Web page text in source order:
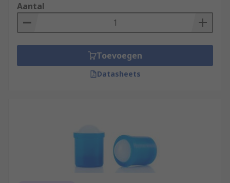
Aantal
Toevoegen
Datasheets